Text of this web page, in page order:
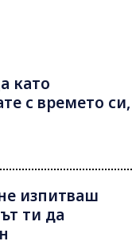
като
с времето си,
изпитваш
ти да